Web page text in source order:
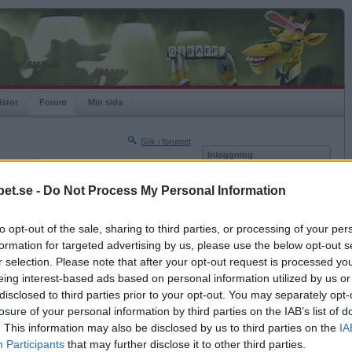
- Do Not Process My Personal Information
opt-out of the sale, sharing to third parties, or processing of your
for targeted advertising by us, please use the below opt-out
selection. Please note that after your opt-out request is processed
interest-based ads based on personal information utilized by us
to third parties prior to your opt-out. You may separately
of your personal information by third parties on the IAB’s list of
This information may also be disclosed by us to third parties on the
Participants that may further disclose it to other third parties.
Forum Min sida
Sök i forumet
Nästa sida »
2015-11-04 17:42
Inloggning
Kom ihåg mig
Glömt ditt lösenord?
Få ny aktiveringslänk
Betapet är gratis!